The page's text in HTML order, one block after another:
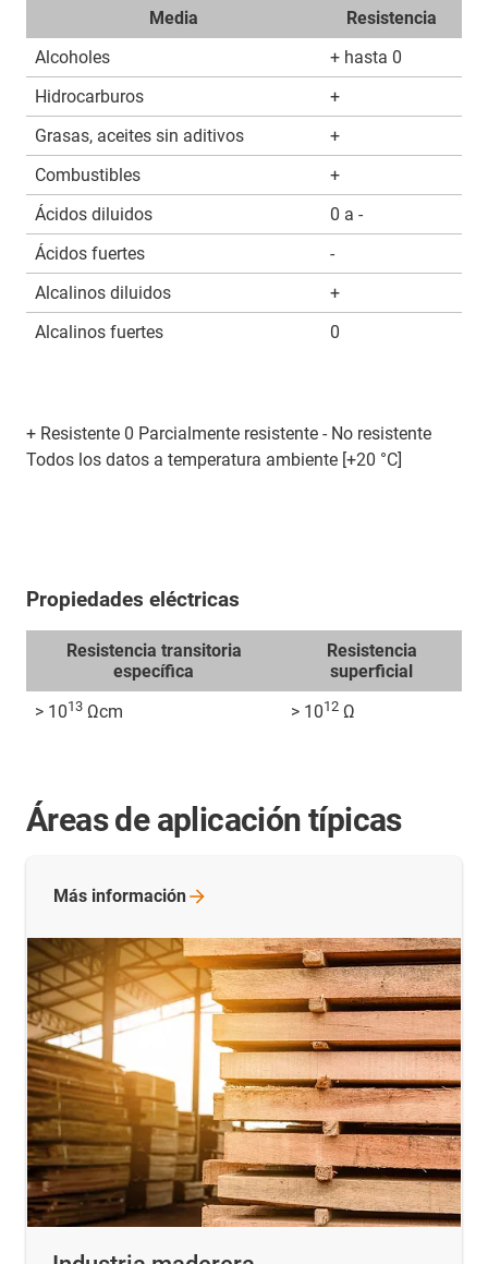
Media
Resistencia
Alcoholes
+ hasta 0
Hidrocarburos
+
Grasas, aceites sin aditivos
+
Combustibles
+
Ácidos diluidos
0 a -
Ácidos fuertes
-
Alcalinos diluidos
+
Alcalinos fuertes
0
+ Resistente 0 Parcialmente resistente - No resistente
Todos los datos a temperatura ambiente [+20 °C]
Propiedades eléctricas
Resistencia transitoria
específica
Resistencia
superficial
> 1013 Ωcm > 1012 Ω
Áreas de aplicación típicas
Más información